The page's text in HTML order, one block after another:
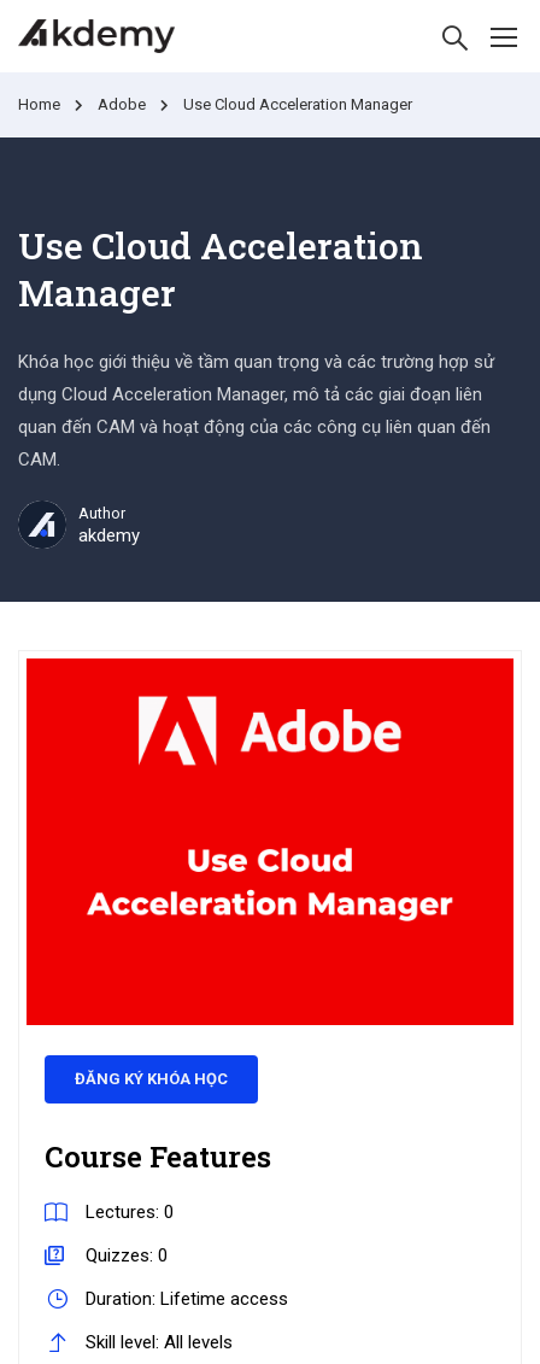
Home Adobe Use Cloud Acceleration Manager
Use Cloud Acceleration
Manager
Khóa học giới thiệu về tầm quan trọng và các trường hợp sử
dụng Cloud Acceleration Manager, mô tả các giai đoạn liên
quan đến CAM và hoạt động của các công cụ liên quan đến
CAM.
Author
akdemy
ĐĂNG KÝ KHÓA HỌC
Course Features
Lectures: 0
Quizzes: 0
Duration: Lifetime access
Skill level: All levels